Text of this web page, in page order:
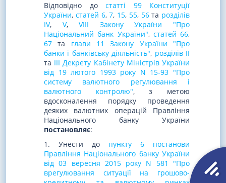
Відповідно до статті 99 Конституції
України, статей 6,7, 15, 55, 56та розділів
IV, V,VIII Закону України "Про
Національний банк України", статей 66,
67 та глави 11 Закону України "Про
банки і банківську діяльність", розділів II
та III Декрету Кабінету Міністрів України
від 19 лютого 1993 року N 15-93 "Про
систему валютного регулювання і
валютного контролю", з метою
вдосконалення порядку проведення
деяких валютних операцій Правління
Національного банку України
постановляє:
1. Унести до пункту 6 постанови
Правління Національного банку України
від 03 вересня 2015 року N 581 "Про
врегулювання ситуації на грошово-